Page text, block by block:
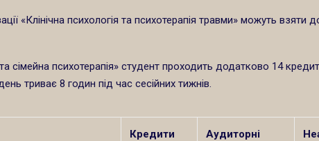
«Клінічна психологія та психотерапія травми» можуть взяти
сімейна психотерапія» студент проходить додатково 14
триває 8 годин під час сесійних тижнів.
Кредити
Аудиторні